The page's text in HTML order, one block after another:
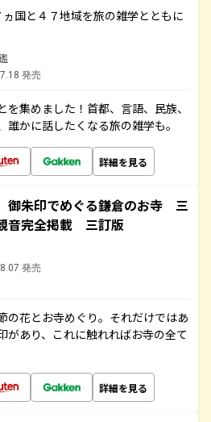
ヵ国と４７地域を旅の雑学とともに
発売
集めました！首都、言語、民族、
かに話したくなる旅の雑学も。
詳細を見る
朱印でめぐる鎌倉のお寺 三
音完全掲載 三訂版
発売
の花とお寺めぐり。それだけではあ
があり、これに触れればお寺の全て
詳細を見る